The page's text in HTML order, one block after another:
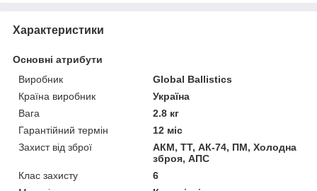
Характеристики
Основні атрибути
Виробник
Global Ballistics
Країна виробник
Україна
Вага
2.8 кг
Гарантійний термін
12 міс
Захист від зброї
АКМ, ТТ, АК-74, ПМ, Холодна
зброя, АПС
Клас захисту
6